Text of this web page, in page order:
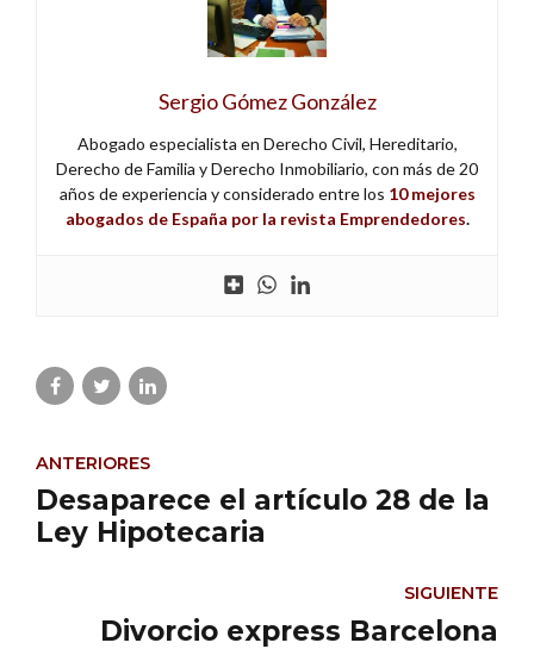
Sergio Gómez González
Abogado especialista en Derecho Civil, Hereditario,
Derecho de Familia y Derecho Inmobiliario, con más de 20
años de experiencia y considerado entre los 10 mejores
abogados de España por la revista Emprendedores.
ANTERIORES
Desaparece el artículo 28 de la
Ley Hipotecaria
SIGUIENTE
Divorcio express Barcelona